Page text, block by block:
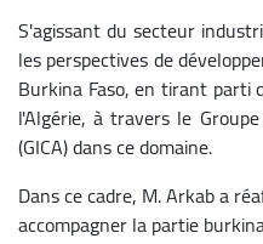
S'agissant du secteur
les perspectives de
Burkina Faso, en tirant parti
l'Algérie, à travers le
(GICA) dans ce domaine.
Dans ce cadre, M. Arkab a
accompagner la partie